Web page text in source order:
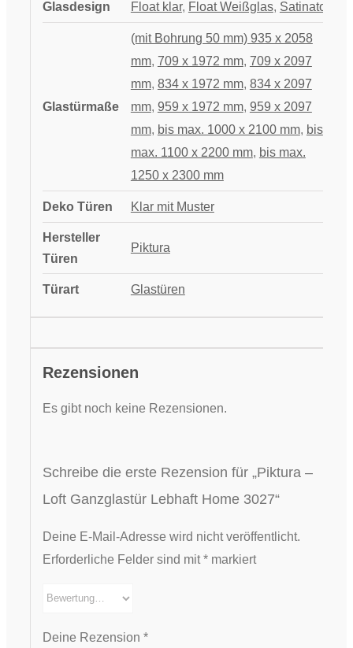
Glasdesign Float klar, Float Weißglas, Satinato
Glastürmaße
(mit Bohrung 50 mm) 935 x 2058
mm, 709 x 1972 mm, 709 x 2097
mm, 834 x 1972 mm, 834 x 2097
mm, 959 x 1972 mm, 959 x 2097
mm, bis max. 1000 x 2100 mm, bis
max. 1100 x 2200 mm, bis max.
1250 x 2300 mm
Deko Türen Klar mit Muster
Hersteller
Türen
Piktura
Türart Glastüren
Rezensionen
Es gibt noch keine Rezensionen.
Schreibe die erste Rezension für „Piktura –
Loft Ganzglastür Lebhaft Home 3027“
Deine E-Mail-Adresse wird nicht veröffentlicht.
Erforderliche Felder sind mit*markiert
Deine Rezension *